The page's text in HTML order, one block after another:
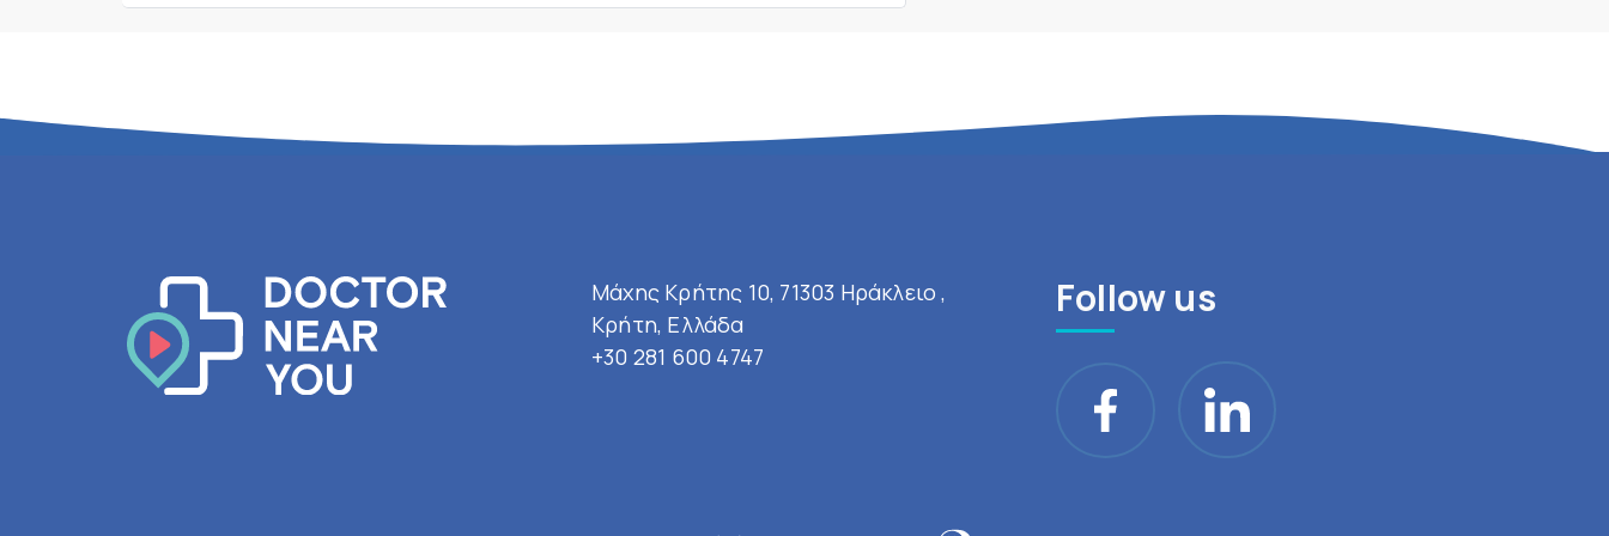
Μάχης Κρήτης 10, 71303 Ηράκλειο ,
Κρήτη, Ελλάδα
+30 281 600 4747
Follow us